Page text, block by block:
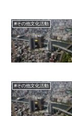
#その他文化活動
#その他文化活動